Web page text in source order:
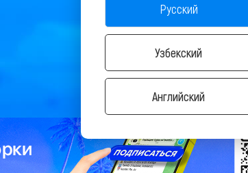
Русский
Узбекский
Английский